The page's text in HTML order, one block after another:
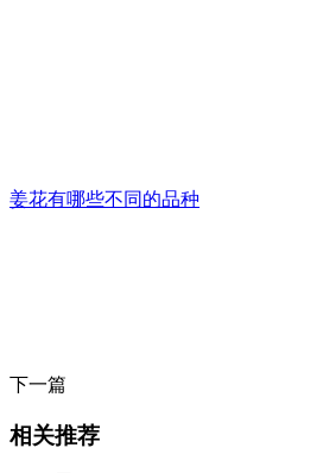
姜花有哪些不同的品种
下一篇
相关推荐